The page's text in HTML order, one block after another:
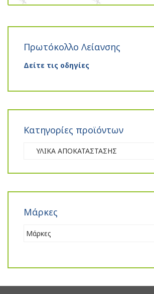
Πρωτόκολλο Λείανσης
Δείτε τις οδηγίες
Κατηγορίες προϊόντων
ΥΛΙΚΑ ΑΠΟΚΑΤΑΣΤΑΣΗΣ
Μάρκες